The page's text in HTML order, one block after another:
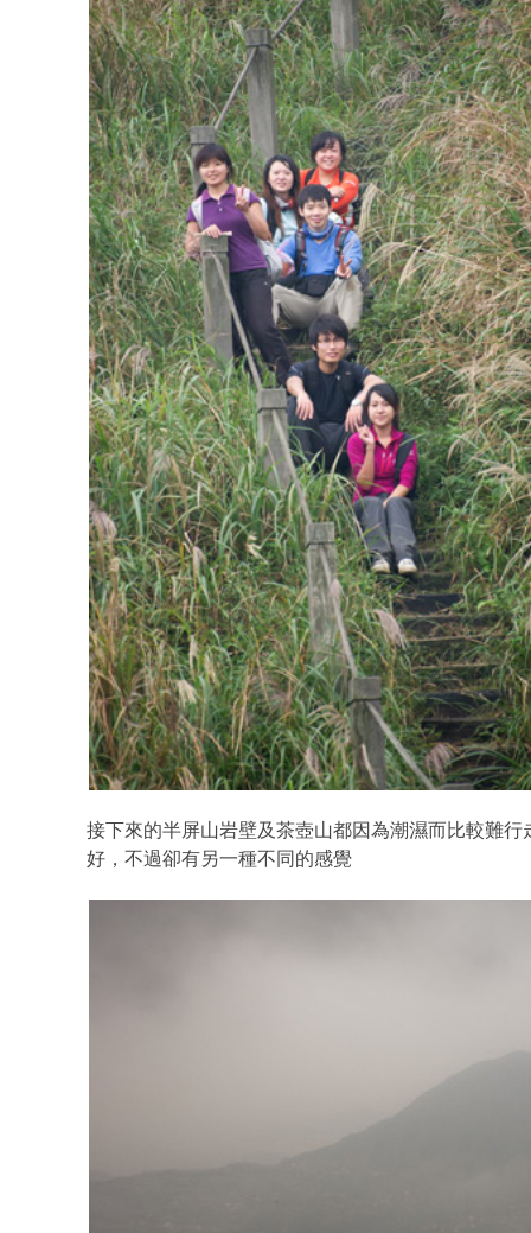
接下來的半屏山岩壁及茶壺山都因為潮濕而比較難
好，不過卻有另一種不同的感覺